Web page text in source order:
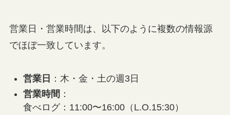
営業日・営業時間は、以下のように複数の情報源
でほぼ一致しています。
営業日 ：木・金・土の週3日
営業時間 ：
食べログ：11:00〜16:00（L.O.15:30）